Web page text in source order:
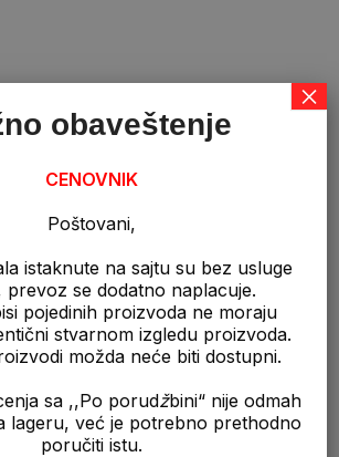
obaveštenje
CENOVNIK
Poštovani,
istaknute na sajtu su bez usluge
prevoz se dodatno naplacuje.
pojedinih proizvoda ne moraju
stvarnom izgledu proizvoda.
možda neće biti dostupni.
sa ,,Po porudžbini“ nije odmah
lageru, već je potrebno prethodno
poručiti istu.
×